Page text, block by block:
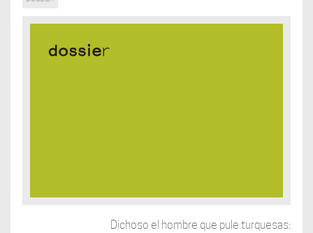
Dichoso el hombre que pule turquesas: